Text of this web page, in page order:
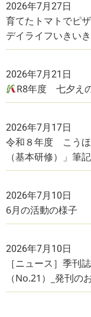
2026年7月27日
育てたトマトでピ
デイライフいきいき
2026年7月21日
R8年度 七夕え
2026年7月17日
令和８年度 こうほ
（基本研修）」筆
2026年7月10日
6月の活動の様子
2026年7月10日
［ニュース］季刊
（No.21）_発刊の